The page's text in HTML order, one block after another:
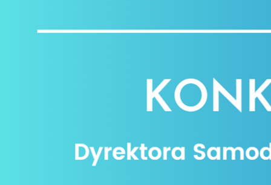
LEK. MED. MARIA JARZĘBSKA
LEK. MED. SYLWIA NOWAKOWSKA
UL. WARSZAWSKA 55
LEK. MED. MAŁGORZATA CIEŚLAKOWSKA-MOLENDA
LEK. MED. AGNIESZKA TUWALSKA-JASIK
SPECJALIŚCI